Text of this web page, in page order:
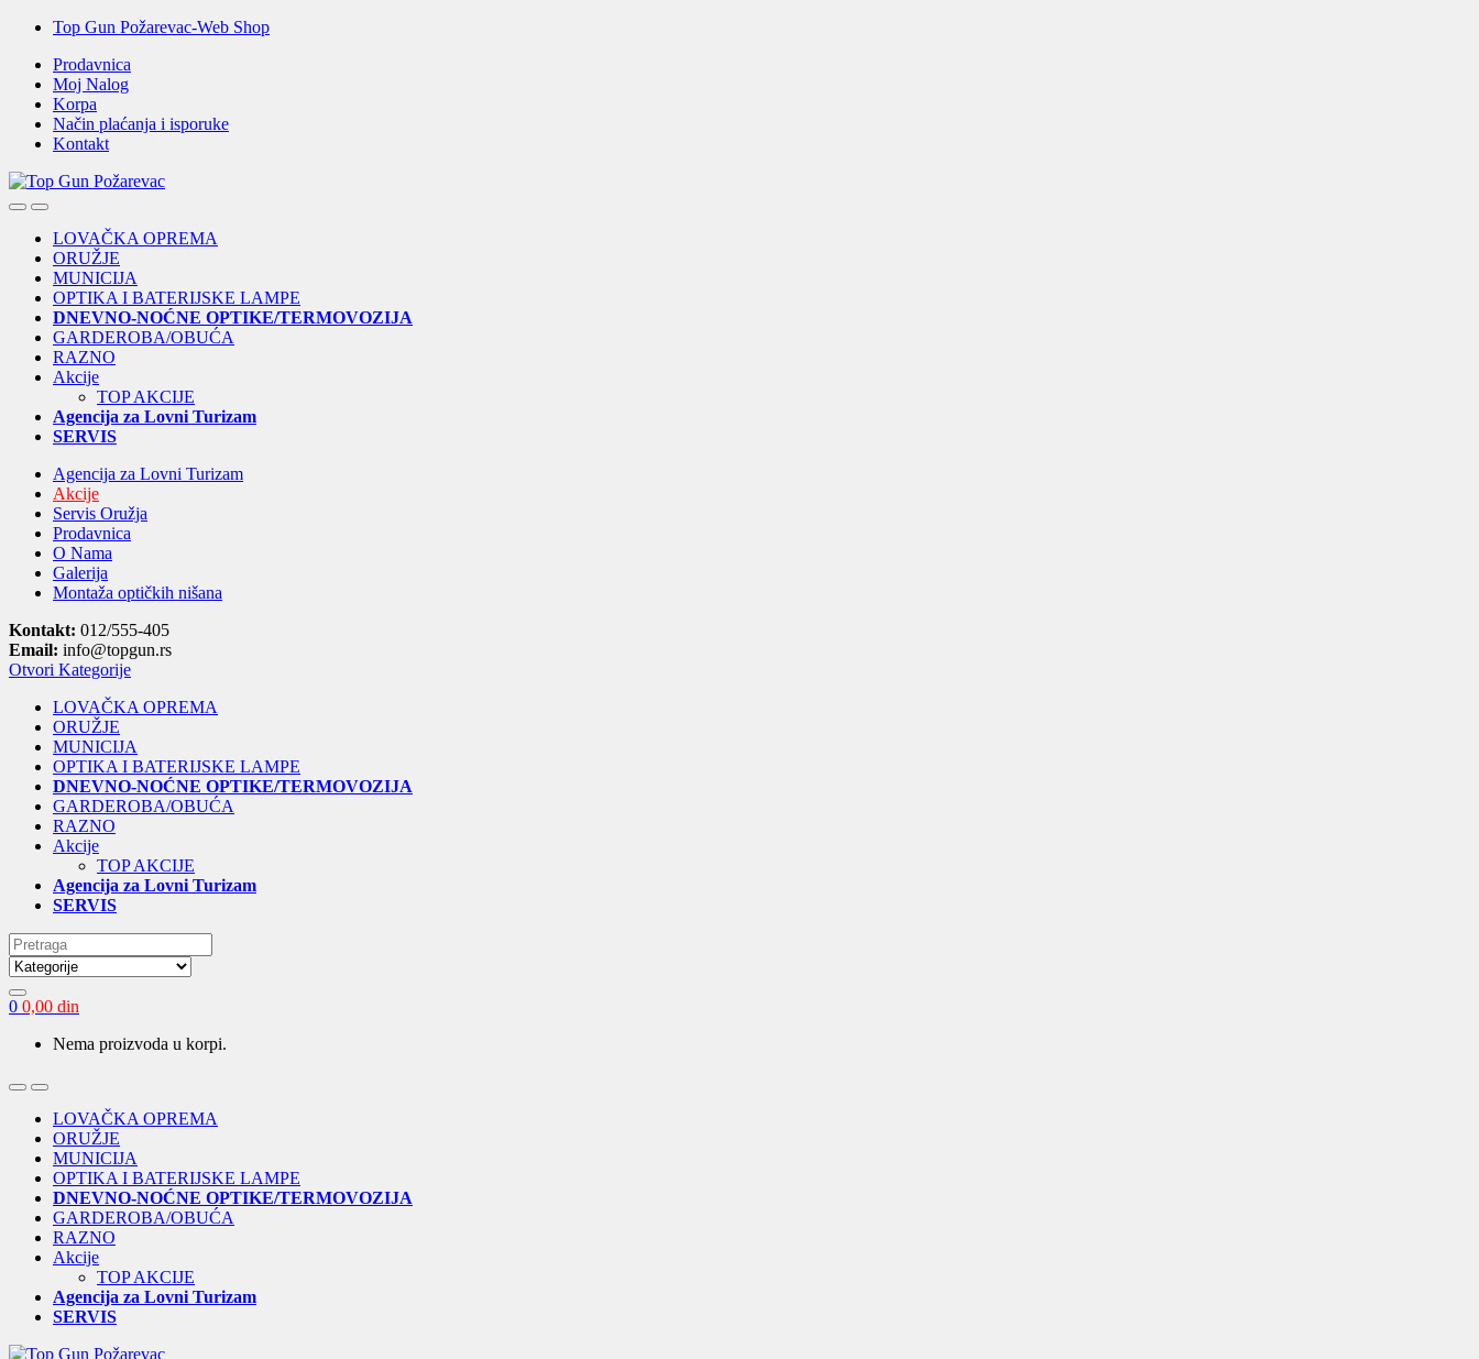
Skip
navigation
Skip
content
Top Gun Požarevac-Web Shop
Prodavnica
Moj Nalog
Korpa
Način plaćanja i isporuke
Kontakt
OpenClose
LOVAČKA OPREMA
ORUŽJE
MUNICIJA
OPTIKA I BATERIJSKE LAMPE
DNEVNO-NOĆNE OPTIKE/TERMOVOZIJA
GARDEROBA/OBUĆA
RAZNO
Akcije
TOP AKCIJE
Agencija za Lovni Turizam
SERVIS
Agencija za Lovni Turizam
Akcije
Servis Oružja
Prodavnica
O Nama
Galerija
Montaža optičkih nišana
Kontakt: 012/555-405
Email: info@topgun.rs
Otvori Kategorije
LOVAČKA OPREMA
ORUŽJE
MUNICIJA
OPTIKA I BATERIJSKE LAMPE
DNEVNO-NOĆNE OPTIKE/TERMOVOZIJA
GARDEROBA/OBUĆA
RAZNO
Akcije
TOP AKCIJE
Agencija za Lovni Turizam
SERVIS
Search
for:
0 0,00 din
Nema proizvoda u korpi.
OpenClose
LOVAČKA OPREMA
ORUŽJE
MUNICIJA
OPTIKA I BATERIJSKE LAMPE
DNEVNO-NOĆNE OPTIKE/TERMOVOZIJA
GARDEROBA/OBUĆA
RAZNO
Akcije
TOP AKCIJE
Agencija za Lovni Turizam
SERVIS